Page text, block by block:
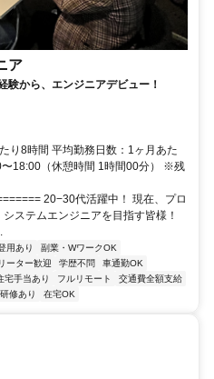
ア
験から、エンジニアデビュー！
り8時間 平均勤務日数：1ヶ月あた
18:00（休憩時間 1時間00分） ※残
20−30代活躍中！ 現在、プロ
ステムエンジニアを目指す皆様！
用あり
副業・WワークOK
ーター歓迎 学歴不問
車通勤OK
宅手当あり フルリモート
交通費全額支給
研修あり 在宅OK